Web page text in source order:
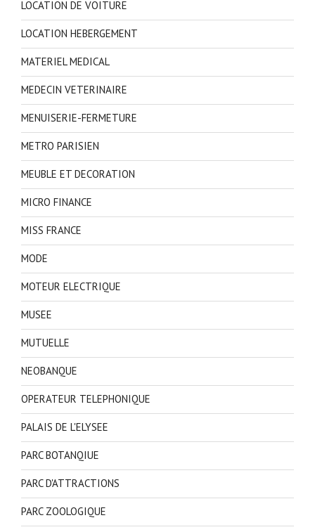
LOCATION DE VOITURE
LOCATION HEBERGEMENT
MATERIEL MEDICAL
MEDECIN VETERINAIRE
MENUISERIE-FERMETURE
METRO PARISIEN
MEUBLE ET DECORATION
MICRO FINANCE
MISS FRANCE
MODE
MOTEUR ELECTRIQUE
MUSEE
MUTUELLE
NEOBANQUE
OPERATEUR TELEPHONIQUE
PALAIS DE L'ELYSEE
PARC BOTANQIUE
PARC D'ATTRACTIONS
PARC ZOOLOGIQUE